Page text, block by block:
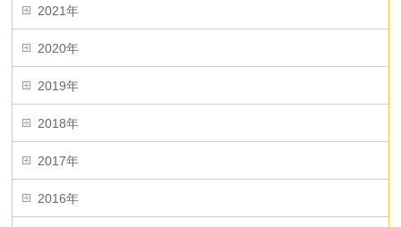
2021年
2020年
2019年
2018年
2017年
2016年